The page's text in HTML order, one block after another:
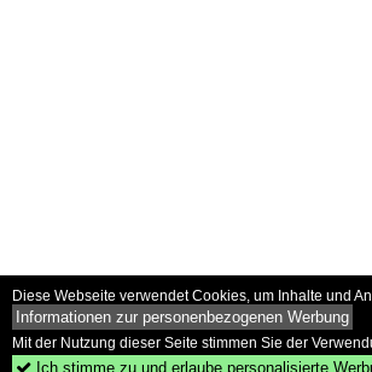
Diese Webseite verwendet Cookies, um Inhalte und
Informationen zur personenbezogenen Werbung
Mit der Nutzung dieser Seite stimmen Sie der
 Ich stimme zu und erlaube personalisierte